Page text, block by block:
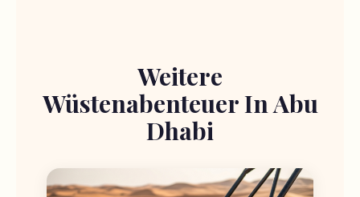
Wüstenabenteuer In Abu
Dhabi